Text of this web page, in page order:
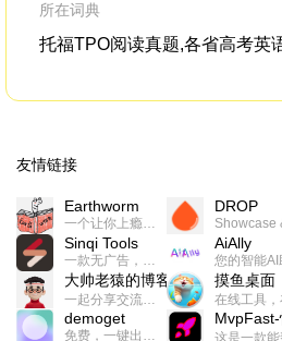
所在词典
托福TPO阅读真题,各省高考英
友情链接
Earthworm DROP
Sinqi Tools AiAlly
大帅老猿的博客 摸鱼桌面
demoget